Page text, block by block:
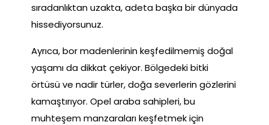
sıradanlıktan uzakta, adeta başka bir dünyada
hissediyorsunuz.
Ayrıca, bor madenlerinin keşfedilmemiş doğal
yaşamı da dikkat çekiyor. Bölgedeki bitki
örtüsü ve nadir türler, doğa severlerin gözlerini
kamaştırıyor. Opel araba sahipleri, bu
muhteşem manzaraları keşfetmek için